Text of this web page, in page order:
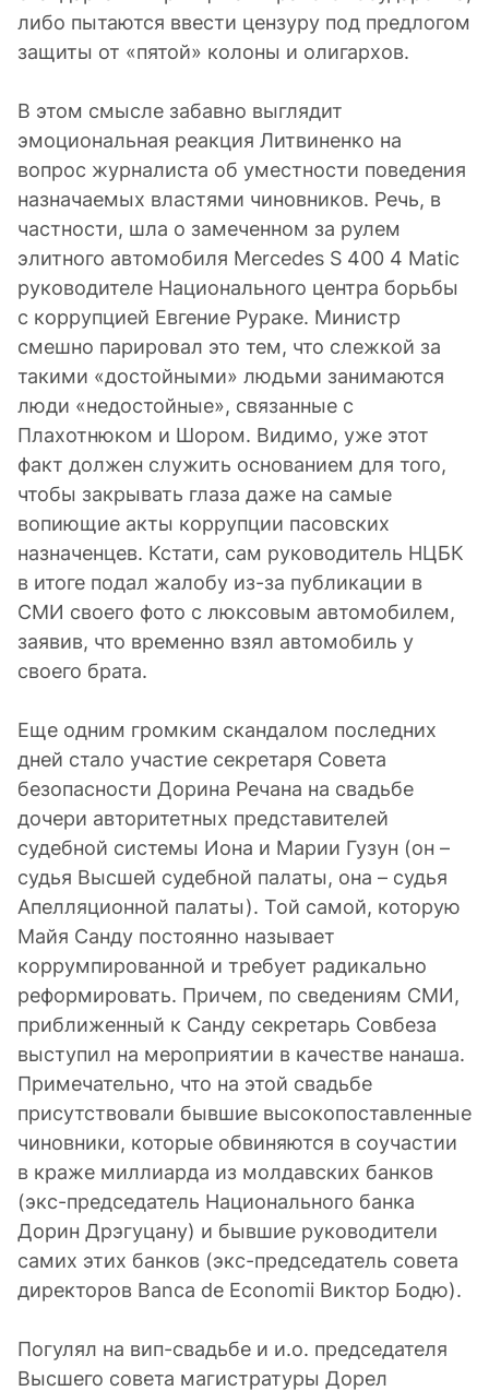
либо пытаются ввести цензуру под предлогом
защиты от «пятой» колоны и олигархов.
В этом смысле забавно выглядит
эмоциональная реакция Литвиненко на
вопрос журналиста об уместности поведения
назначаемых властями чиновников. Речь, в
частности, шла о замеченном за рулем
элитного автомобиля Mercedes S 400 4 Matic
руководителе Национального центра борьбы
с коррупцией Евгение Рураке. Министр
смешно парировал это тем, что слежкой за
такими «достойными» людьми занимаются
люди «недостойные», связанные с
Плахотнюком и Шором. Видимо, уже этот
факт должен служить основанием для того,
чтобы закрывать глаза даже на самые
вопиющие акты коррупции пасовских
назначенцев. Кстати, сам руководитель НЦБК
в итоге подал жалобу из-за публикации в
СМИ своего фото с люксовым автомобилем,
заявив, что временно взял автомобиль у
своего брата.
Еще одним громким скандалом последних
дней стало участие секретаря Совета
безопасности Дорина Речана на свадьбе
дочери авторитетных представителей
судебной системы Иона и Марии Гузун (он –
судья Высшей судебной палаты, она – судья
Апелляционной палаты). Той самой, которую
Майя Санду постоянно называет
коррумпированной и требует радикально
реформировать. Причем, по сведениям СМИ,
приближенный к Санду секретарь Совбеза
выступил на мероприятии в качестве нанаша.
Примечательно, что на этой свадьбе
присутствовали бывшие высокопоставленные
чиновники, которые обвиняются в соучастии
в краже миллиарда из молдавских банков
(экс-председатель Национального банка
Дорин Дрэгуцану) и бывшие руководители
самих этих банков (экс-председатель совета
директоров Banca de Economii Виктор Бодю).
Погулял на вип-свадьбе и и.о. председателя
Высшего совета магистратуры Дорел